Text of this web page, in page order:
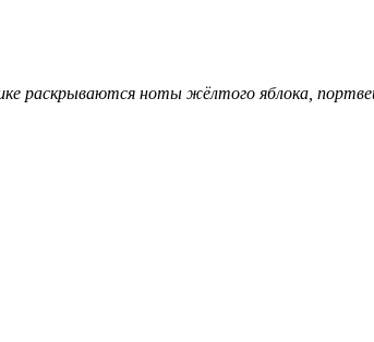
раскрываются ноты жёлтого яблока,